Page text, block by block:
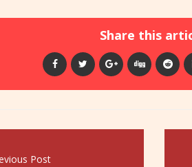
Share this
Post